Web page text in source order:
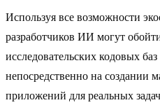
Используя все возможности
разработчиков ИИ могут
исследовательских кодовых
непосредственно на
приложений для реальных